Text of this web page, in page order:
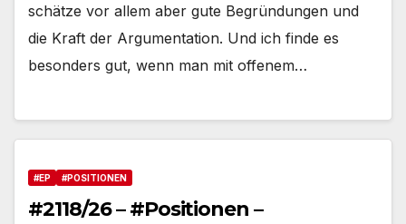
schätze vor allem aber gute Begründungen und
die Kraft der Argumentation. Und ich finde es
besonders gut, wenn man mit offenem…
#EP #POSITIONEN
#2118/26 – #Positionen –